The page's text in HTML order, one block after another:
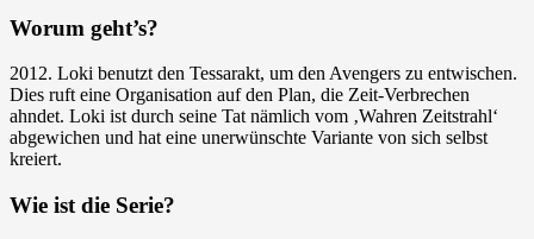
Worum geht’s?
2012. Loki benutzt den Tessarakt, um den Avengers zu entwischen.
Dies ruft eine Organisation auf den Plan, die Zeit-Verbrechen
ahndet. Loki ist durch seine Tat nämlich vom ‚Wahren Zeitstrahl‘
abgewichen und hat eine unerwünschte Variante von sich selbst
kreiert.
Wie ist die Serie?